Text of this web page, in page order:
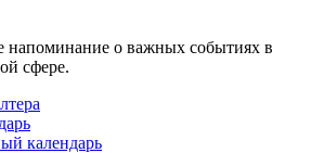
напоминание о важных событиях в
сфере.
календарь